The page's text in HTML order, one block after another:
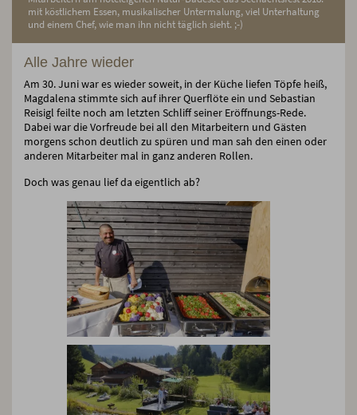
mit köstlichem Essen, musikalischer Untermalung, viel Unterhaltung
und einem Chef, wie man ihn nicht täglich sieht. ;-)
Alle Jahre wieder
Am 30. Juni war es wieder soweit, in der Küche liefen Töpfe heiß,
Magdalena stimmte sich auf ihrer Querflöte ein und Sebastian
Reisigl feilte noch am letzten Schliff seiner Eröffnungs-Rede.
Dabei war die Vorfreude bei all den Mitarbeitern und Gästen
morgens schon deutlich zu spüren und man sah den einen oder
anderen Mitarbeiter mal in ganz anderen Rollen.
Doch was genau lief da eigentlich ab?